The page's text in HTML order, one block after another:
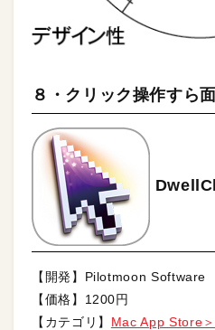
８・クリック操作すら
【開発】Pilotmoon Software
【価格】1200円
【カテゴリ】 Mac App Store